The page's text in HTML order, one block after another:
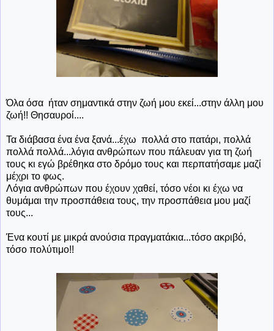
Όλα όσα ήταν σημαντικά στην ζωή μου εκεί...στην άλλη μου
ζωή!! Θησαυροί....
Τα διάβασα ένα ένα ξανά...έχω πολλά στο πατάρι, πολλά
πολλά πολλά...λόγια ανθρώπων που πάλευαν για τη ζωή
τους κι εγώ βρέθηκα στο δρόμο τους και περπατήσαμε μαζί
μέχρι το φως.
Λόγια ανθρώπων που έχουν χαθεί, τόσο νέοι κι έχω να
θυμάμαι την προσπάθεια τους, την προσπάθεια μου μαζί
τους...
Ένα κουτί με μικρά ανούσια πραγματάκια...τόσο ακριβό,
τόσο πολύτιμο!!